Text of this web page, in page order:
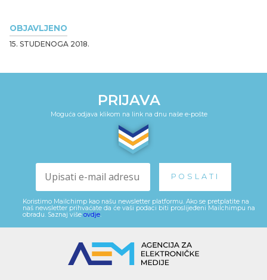
OBJAVLJENO
15. STUDENOGA 2018.
PRIJAVA
Moguća odjava klikom na link na dnu naše e-pošte
Koristimo Mailchimp kao našu newsletter platformu. Ako se pretplatite na
naš newsletter prihvaćate da će vaši podaci biti proslijeđeni Mailchimpu na
obradu. Saznaj više ovdje.